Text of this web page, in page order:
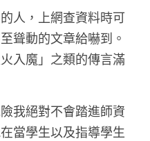
人，上網查資料時可
聳動的文章給嚇到。
入魔」之類的傳言滿
我絕對不會踏進師資
當學生以及指導學生